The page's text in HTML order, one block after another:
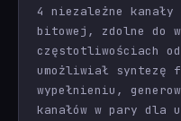
4 niezależne
bitowej, zdolne do
częstotliwościach od
umożliwiał syntezę
wypełnieniu,
kanałów w pary dla